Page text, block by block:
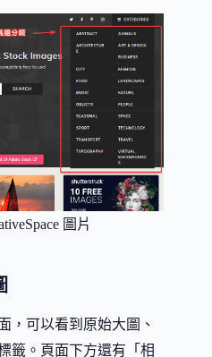
圖片
，可以看到原始大圖、
籤。頁面下方還有「相